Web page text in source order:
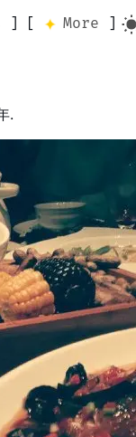
More
.